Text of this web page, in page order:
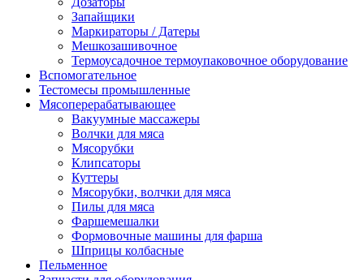
Запайщики
Маркираторы / Датеры
Мешкозашивочное
Термоусадочное термоупаковочное оборудование
Вспомогательное
Тестомесы промышленные
Мясоперерабатывающее
Вакуумные массажеры
Волчки для мяса
Мясорубки
Клипсаторы
Куттеры
Мясорубки, волчки для мяса
Пилы для мяса
Фаршемешалки
Формовочные машины для фарша
Шприцы колбасные
Пельменное